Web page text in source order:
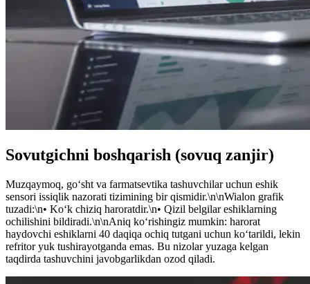
Sovutgichni boshqarish (sovuq zanjir)
Muzqaymoq, go‘sht va farmatsevtika tashuvchilar uchun eshik
sensori issiqlik nazorati tizimining bir qismidir.\n\nWialon grafik
tuzadi:\n• Ko‘k chiziq haroratdir.\n• Qizil belgilar eshiklarning
ochilishini bildiradi.\n\nAniq ko‘rishingiz mumkin: harorat
haydovchi eshiklarni 40 daqiqa ochiq tutgani uchun ko‘tarildi, lekin
refritor yuk tushirayotganda emas. Bu nizolar yuzaga kelgan
taqdirda tashuvchini javobgarlikdan ozod qiladi.